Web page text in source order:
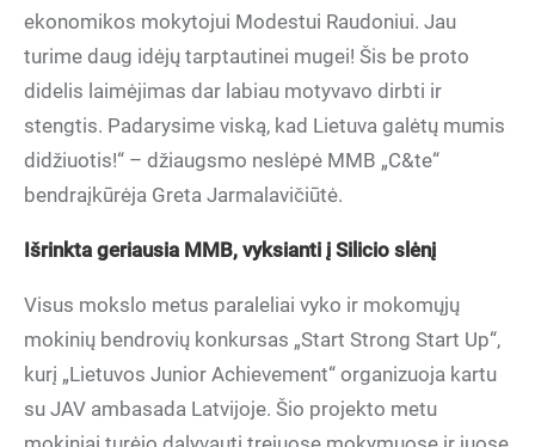
ekonomikos mokytojui Modestui Raudoniui. Jau
turime daug idėjų tarptautinei mugei! Šis be proto
didelis laimėjimas dar labiau motyvavo dirbti ir
stengtis. Padarysime viską, kad Lietuva galėtų mumis
didžiuotis!“ – džiaugsmo neslėpė MMB „C&te“
bendraįkūrėja Greta Jarmalavičiūtė.
Išrinkta geriausia MMB, vyksianti į Silicio slėnį
Visus mokslo metus paraleliai vyko ir mokomųjų
mokinių bendrovių konkursas „Start Strong Start Up“,
kurį „Lietuvos Junior Achievement“ organizuoja kartu
su JAV ambasada Latvijoje. Šio projekto metu